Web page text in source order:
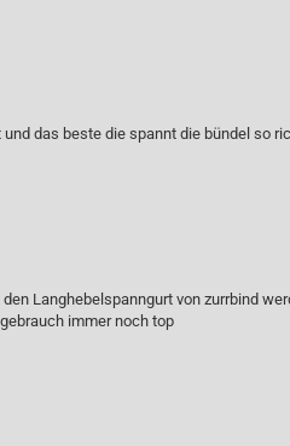
das beste die spannt die bündel so
Langhebelspanngurt von zurrbind
immer noch top